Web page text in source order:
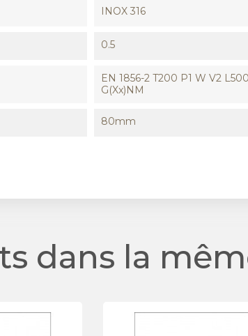
INOX 316
0.5
EN 1856-2 T200 P1 W V2
G(xx)NM
80mm
dans la